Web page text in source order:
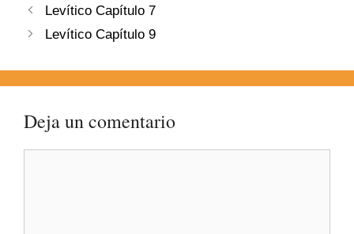
Levítico Capítulo 7
Levítico Capítulo 9
Deja un comentario